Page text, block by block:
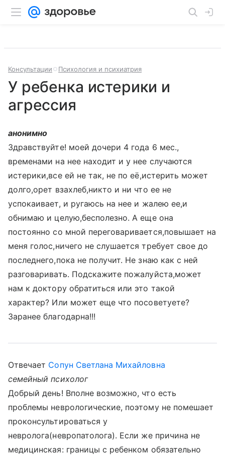
Консультации Психология и психиатрия
У ребенка истерики и
агрессия
анонимно
Здравствуйте! моей дочери 4 года 6 мес.,
временами на нее находит и у нее случаются
истерики,все ей не так, не по её,истерить может
долго,орет взахлеб,никто и ни что ее не
успокаивает, и ругаюсь на нее и жалею ее,и
обнимаю и целую,бесполезно. А еще она
постоянно со мной переговаривается,повышает на
меня голос,ничего не слушается требует свое до
последнего,пока не получит. Не знаю как с ней
разговаривать. Подскажите пожалуйста,может
нам к доктору обратиться или это такой
характер? Или может еще что посоветуете?
Заранее благодарна!!!
Отвечает Сопун Светлана Михайловна
семейный психолог
Добрый день! Вполне возможно, что есть
проблемы неврологические, поэтому не помешает
проконсультироваться у
невролога(невропатолога). Если же причина не
медицинская: границы с ребенком обязательно